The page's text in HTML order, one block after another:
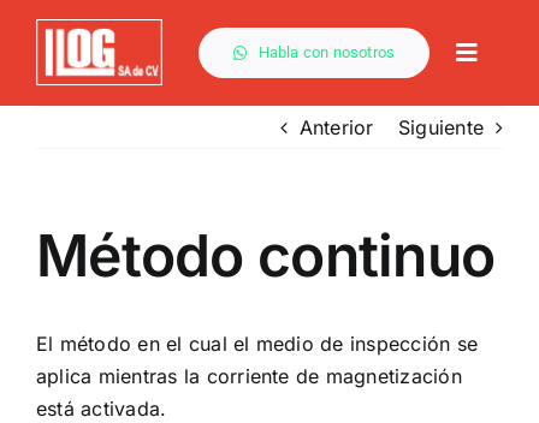
Saltar
contenido
Habla con nosotros
Toggle
Capacitación
Descargas
Anterior Siguiente
Método continuo
El método en el cual el medio de inspección se
aplica mientras la corriente de magnetización
está activada.